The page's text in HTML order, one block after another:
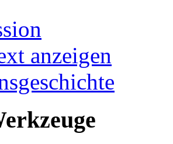
anzeigen